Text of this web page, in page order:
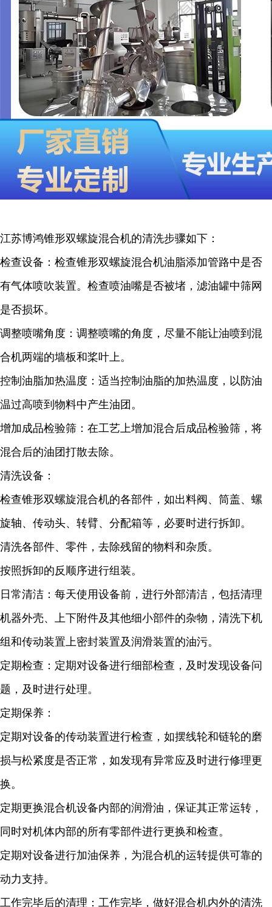
江苏博鸿锥形双螺旋混合机的清洗步骤如下：
检查设备：检查锥形双螺旋混合机油脂添加管路中是否
有气体喷吹装置。检查喷油嘴是否被堵，滤油罐中筛网
是否损坏。
调整喷嘴角度：调整喷嘴的角度，尽量不能让油喷到混
合机两端的墙板和桨叶上。
控制油脂加热温度：适当控制油脂的加热温度，以防油
温过高喷到物料中产生油团。
增加成品检验筛：在工艺上增加混合后成品检验筛，将
混合后的油团打散去除。
清洗设备：
检查锥形双螺旋混合机的各部件，如出料阀、筒盖、螺
旋轴、传动头、转臂、分配箱等，必要时进行拆卸。
清洗各部件、零件，去除残留的物料和杂质。
按照拆卸的反顺序进行组装。
日常清洁：每天使用设备前，进行外部清洁，包括清理
机器外壳、上下附件及其他细小部件的杂物，清洗下机
组和传动装置上密封装置及润滑装置的油污。
定期检查：定期对设备进行细部检查，及时发现设备问
题，及时进行处理。
定期保养：
定期对设备的传动装置进行检查，如摆线轮和链轮的磨
损与松紧度是否正常，如发现有异常应及时进行修理更
换。
定期更换混合机设备内部的润滑油，保证其正常运转，
同时对机体内部的所有零部件进行更换和检查。
定期对设备进行加油保养，为混合机的运转提供可靠的
动力支持。
工作完毕后的清理：工作完毕，做好混合机内外的清洗